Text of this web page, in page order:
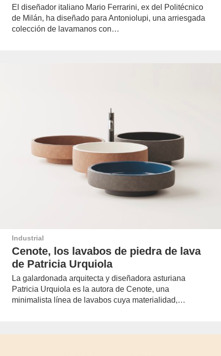
El diseñador italiano Mario Ferrarini, ex del Politécnico
de Milán, ha diseñado para Antoniolupi, una arriesgada
colección de lavamanos con…
Industrial
Cenote, los lavabos de piedra de lava
de Patricia Urquiola
La galardonada arquitecta y diseñadora asturiana
Patricia Urquiola es la autora de Cenote, una
minimalista línea de lavabos cuya materialidad,…